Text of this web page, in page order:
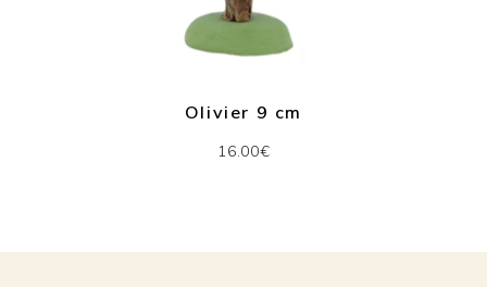
Olivier 9 cm
16.00€